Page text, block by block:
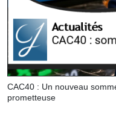
CAC40 : Un nouveau
prometteuse